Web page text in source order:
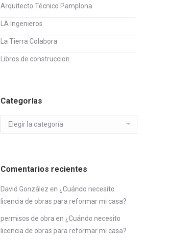
Arquitecto Técnico Pamplona
LA Ingenieros
La Tierra Colabora
Libros de construccion
Categorías
Categorías
Comentarios recientes
David González en ¿Cuándo necesito
licencia de obras para reformar mi casa?
permisos de obra en ¿Cuándo necesito
licencia de obras para reformar mi casa?